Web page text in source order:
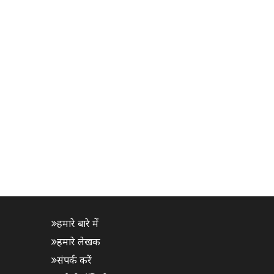
हमारे बारे में
हमारे लेखक
संपर्क करें